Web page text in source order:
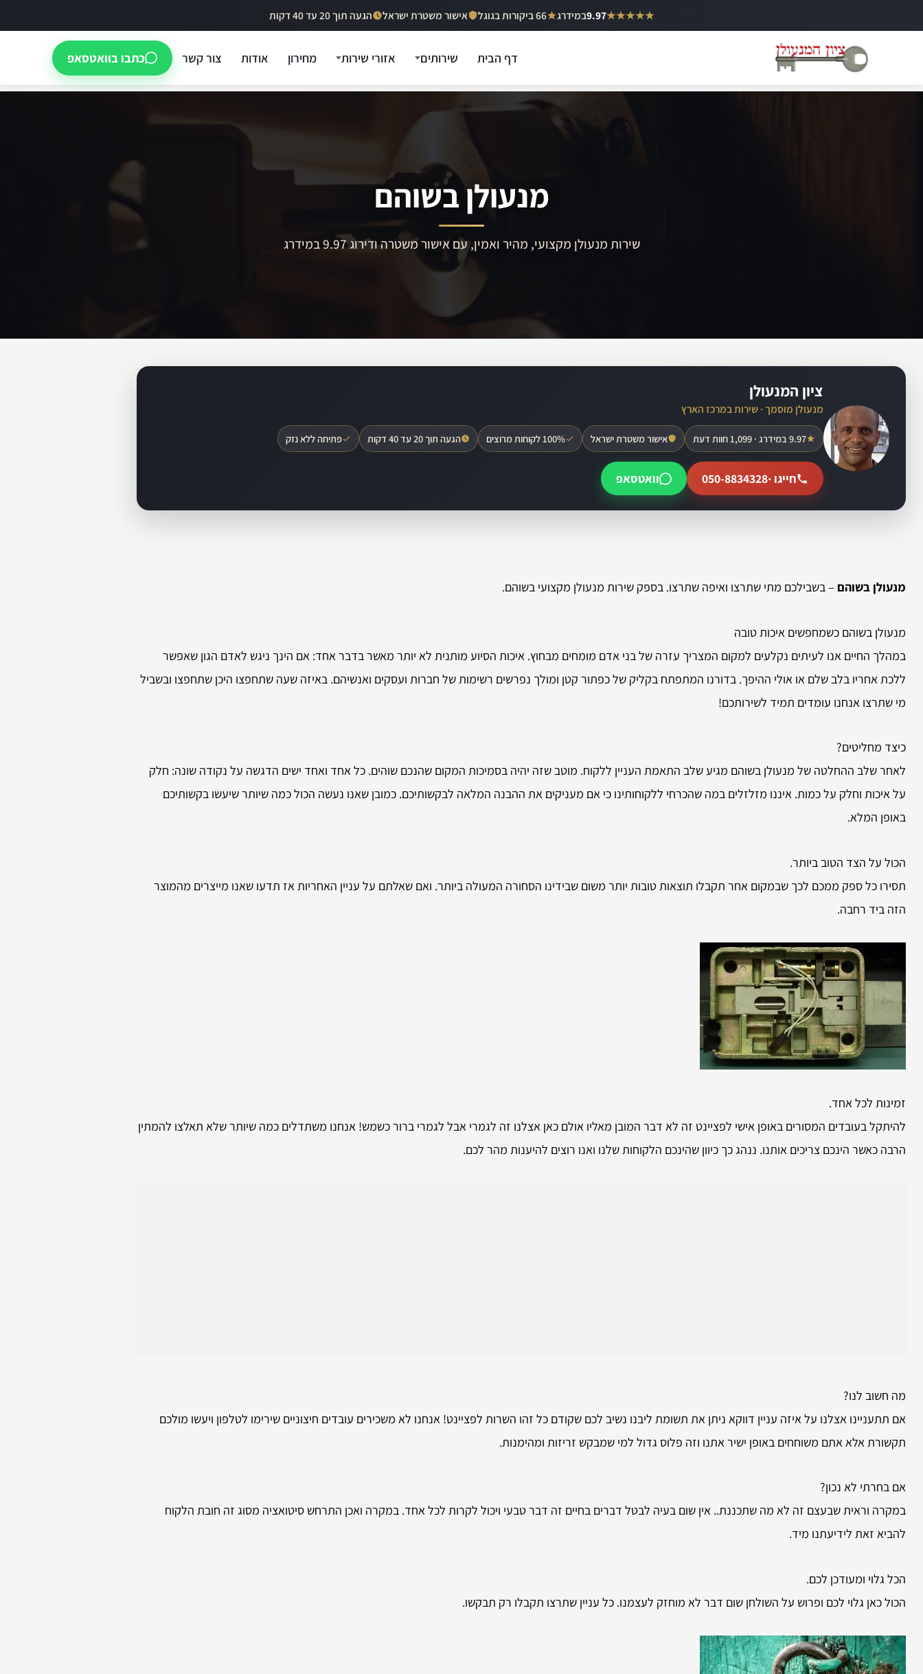
לתוכן
★★★★★
9.97במידרג 66 ביקורות בגוגל אישור משטרת ישראל הגעה תוך 20 עד 40 דקות
דף הבית שירותים אזורי שירות מחירון אודות צור קשר כתבו בוואטסאפ
מנעולן בשוהם
שירות מנעולן מקצועי, מהיר ואמין, עם אישור משטרה ודירוג 9.97 במידרג
ציון המנעולן
מנעולן מוסמך · שירות במרכז הארץ
9.97 במידרג · 1,099 חוות דעת אישור משטרת ישראל 100% לקוחות מרוצים הגעה תוך 20 עד 40 דקות פתיחה ללא נזק
חייגו ·050-8834328 וואטסאפ
מנעולן בשוהם – בשבילכם מתי שתרצו ואיפה שתרצו. בספק שירות מנעולן מקצועי בשוהם.
מנעולן בשוהם כשמחפשים איכות טובה
במהלך החיים אנו לעיתים נקלעים למקום המצריך עזרה של בני אדם מומחים מבחוץ. איכות הסיוע מותנית לא יותר מאשר בדבר אחד: אם הינך ניגש לאדם הגון שאפשר
ללכת אחריו בלב שלם או אולי ההיפך. בדורנו המתפתח בקליק של כפתור קטן ומולך נפרשים רשימות של חברות ועסקים ואנשיהם. באיזה שעה שתחפצו היכן שתחפצו ובשביל
מי שתרצו אנחנו עומדים תמיד לשירותכם!
כיצד מחליטים?
לאחר שלב ההחלטה של מנעולן בשוהם מגיע שלב התאמת העניין ללקוח. מוטב שזה יהיה בסמיכות המקום שהנכם שוהים. כל אחד ואחד ישים הדגשה על נקודה שונה: חלק
על איכות וחלק על כמות. איננו מזלזלים במה שהכרחי ללקוחותינו כי אם מעניקים את ההבנה המלאה לבקשותיכם. כמובן שאנו נעשה הכול כמה שיותר שיעשו בקשותיכם
באופן המלא.
הכול על הצד הטוב ביותר.
תסירו כל ספק ממכם לכך שבמקום אחר תקבלו תוצאות טובות יותר משום שבידינו הסחורה המעולה ביותר. ואם שאלתם על עניין האחריות אז תדעו שאנו מייצרים מהמוצר
הזה ביד רחבה.
זמינות לכל אחד.
להיתקל בעובדים המסורים באופן אישי לפציינט זה לא דבר המובן מאליו אולם כאן אצלנו זה לגמרי אבל לגמרי ברור כשמש! אנחנו משתדלים כמה שיותר שלא תאלצו להמתין
הרבה כאשר הינכם צריכים אותנו. ננהג כך כיוון שהינכם הלקוחות שלנו ואנו רוצים להיענות מהר לכם.
מה חשוב לנו?
אם תתעניינו אצלנו על איזה עניין דווקא ניתן את תשומת ליבנו נשיב לכם שקודם כל זהו השרות לפציינט! אנחנו לא משכירים עובדים חיצוניים שירימו לטלפון ויעשו מולכם
תקשורת אלא אתם משוחחים באופן ישיר אתנו וזה פלוס גדול למי שמבקש זריזות ומהימנות.
אם בחרתי לא נכון?
במקרה וראית שבעצם זה לא מה שתכננת.. אין שום בעיה לבטל דברים בחיים זה דבר טבעי ויכול לקרות לכל אחד. במקרה ואכן התרחש סיטואציה מסוג זה חובת הלקוח
להביא זאת לידיעתנו מיד.
הכל גלוי ומעודכן לכם.
הכול כאן גלוי לכם ופרוש על השולחן שום דבר לא מוחזק לעצמנו. כל עניין שתרצו תקבלו רק תבקשו.